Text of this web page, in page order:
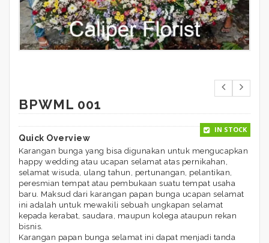
BPWML 001
IN STOCK
Quick Overview
Karangan bunga yang bisa digunakan untuk mengucapkan
happy wedding atau ucapan selamat atas pernikahan,
selamat wisuda, ulang tahun, pertunangan, pelantikan,
peresmian tempat atau pembukaan suatu tempat usaha
baru. Maksud dari karangan papan bunga ucapan selamat
ini adalah untuk mewakili sebuah ungkapan selamat
kepada kerabat, saudara, maupun kolega ataupun rekan
bisnis.
Karangan papan bunga selamat ini dapat menjadi tanda